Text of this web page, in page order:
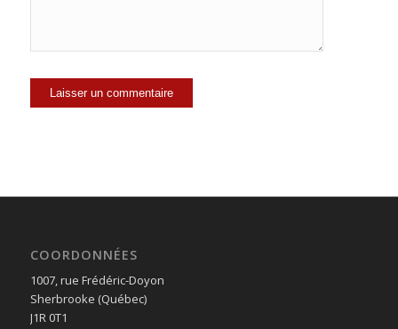
COORDONNÉES
1007, rue Frédéric-Doyon
Sherbrooke (Québec)
J1R 0T1